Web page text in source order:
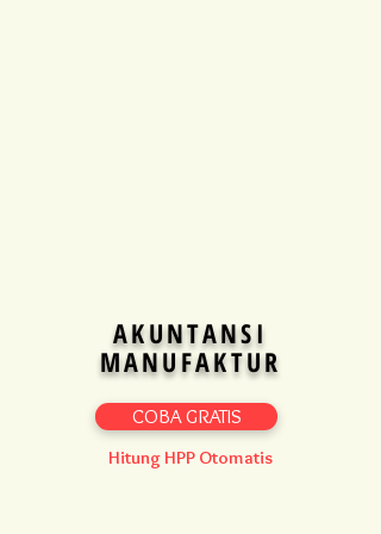
AKUNTANSI
MANUFAKTUR
COBA GRATIS
Hitung HPP Otomatis